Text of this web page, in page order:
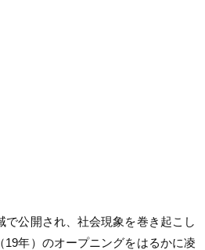
で公開され、社会現象を巻き起こし
19年）のオープニングをはるかに凌